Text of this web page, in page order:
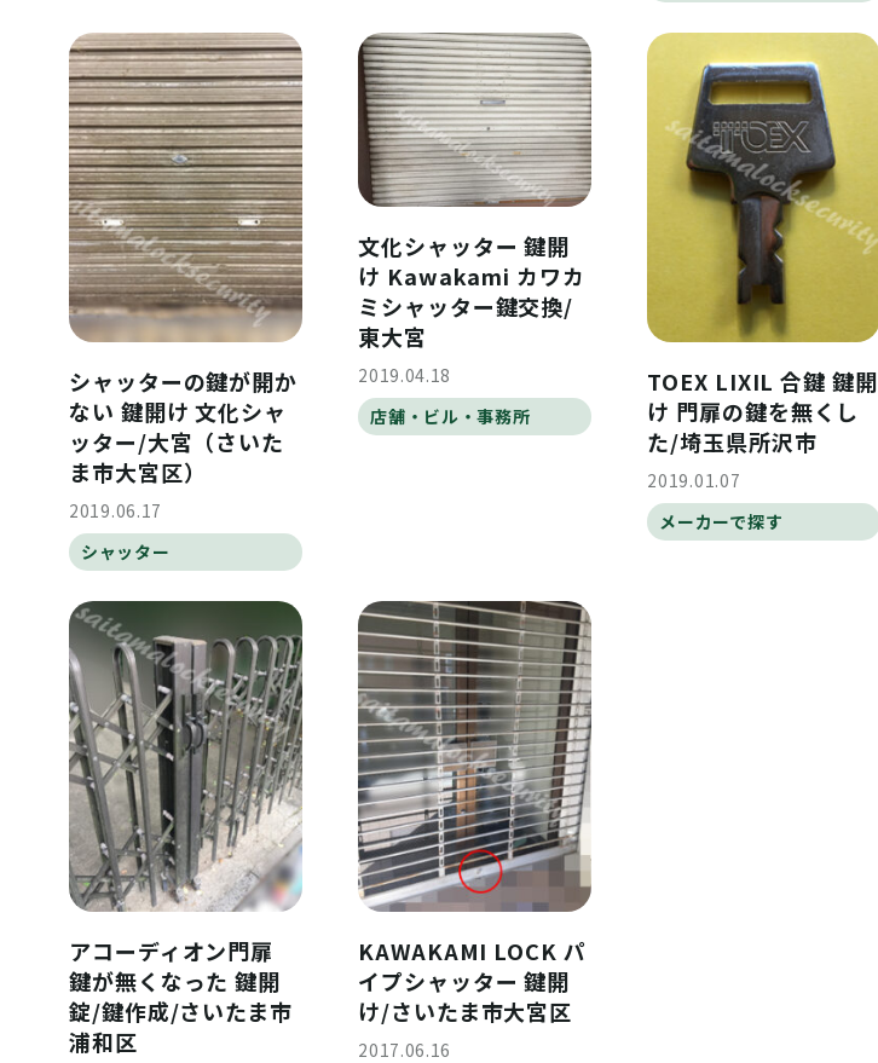
シャッターの鍵が開か
ない 鍵開け 文化シャ
ッター/大宮（さいた
ま市大宮区）
2019.06.17
シャッター
文化シャッター 鍵開
け Kawakami カワカ
ミシャッター鍵交換/
東大宮
2019.04.18
店舗・ビル・事務所
TOEX LIXIL 合鍵 鍵開
け 門扉の鍵を無くし
た/埼玉県所沢市
2019.01.07
メーカーで探す
アコーディオン門扉
鍵が無くなった 鍵開
錠/鍵作成/さいたま市
浦和区
KAWAKAMI LOCK パ
イプシャッター 鍵開
け/さいたま市大宮区
2017.06.16